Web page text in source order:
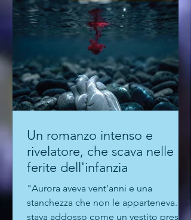
negli angoli bui, tutti cercano di farsi i
loro affari. Non sempre leciti". La
prosa di Mos è molto attenta alle
ambientazioni e agli stati d'anim
Un romanzo intenso e
rivelatore, che scava nelle
ferite dell'infanzia
"Aurora aveva vent'anni e una